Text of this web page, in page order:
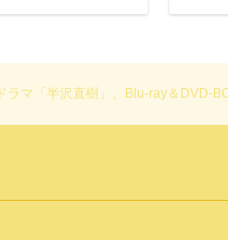
ラマ「半沢直樹」、Blu-ray＆DVD-